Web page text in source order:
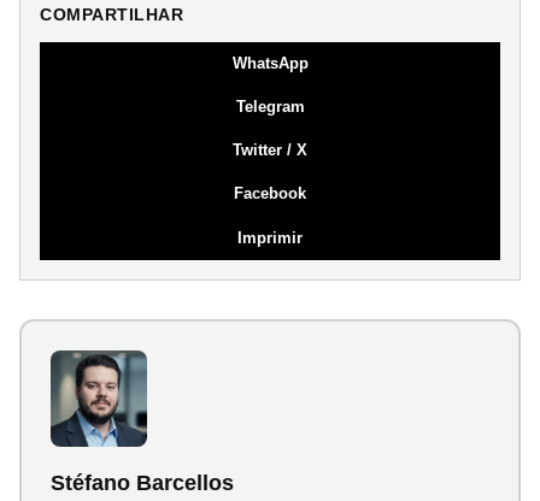
COMPARTILHAR
WhatsApp
Telegram
Twitter / X
Facebook
Imprimir
Stéfano Barcellos